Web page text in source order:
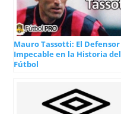
Mauro Tassotti: El Defensor
Impecable en la Historia del
Fútbol